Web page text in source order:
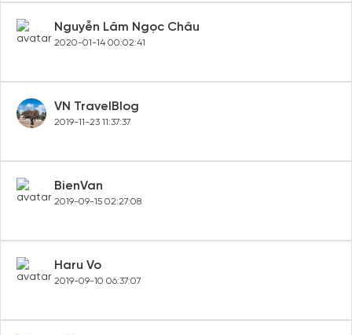
Nguyễn Lâm Ngọc Châu
2020-01-14 00:02:41
VN TravelBlog
2019-11-23 11:37:37
BienVan
2019-09-15 02:27:08
Haru Vo
2019-09-10 06:37:07